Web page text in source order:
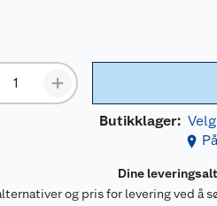
Butikklager:
Dine
og pris for levering ved å